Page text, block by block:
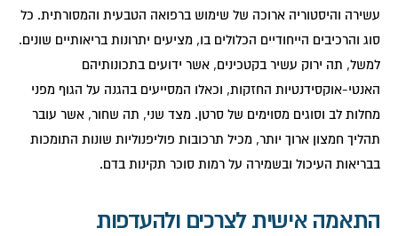
עשירה והיסטוריה ארוכה של שימוש ברפואה הטבעית והמסורתית. כל
סוג והרכיבים הייחודיים הכלולים בו, מציעים יתרונות בריאותיים שונים.
למשל, תה ירוק עשיר בקטכינים, אשר ידועים בתכונותיהם
האנטי-אוקסידנטיות החזקות, וכאלו המסייעים בהגנה על הגוף מפני
מחלות לב וסוגים מסוימים של סרטן. מצד שני, תה שחור, אשר עובר
תהליך חמצון ארוך יותר, מכיל תרכובות פוליפנוליות שונות התומכות
בבריאות העיכול ובשמירה על רמות סוכר תקינות בדם.
התאמה אישית לצרכים ולהעדפות